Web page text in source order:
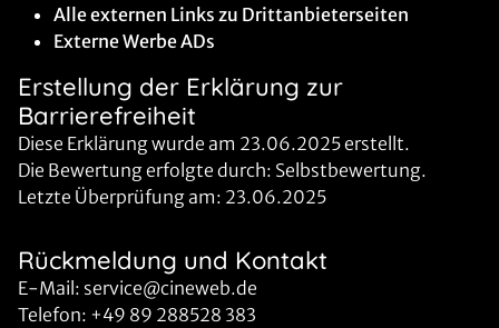
Alle externen Links zu Drittanbieterseiten
Externe Werbe ADs
Erstellung der Erklärung zur
Barrierefreiheit
Diese Erklärung wurde am 23.06.2025 erstellt.
Die Bewertung erfolgte durch: Selbstbewertung.
Letzte Überprüfung am: 23.06.2025
Rückmeldung und Kontakt
E-Mail: service@cineweb.de
Telefon: +49 89 288528 383